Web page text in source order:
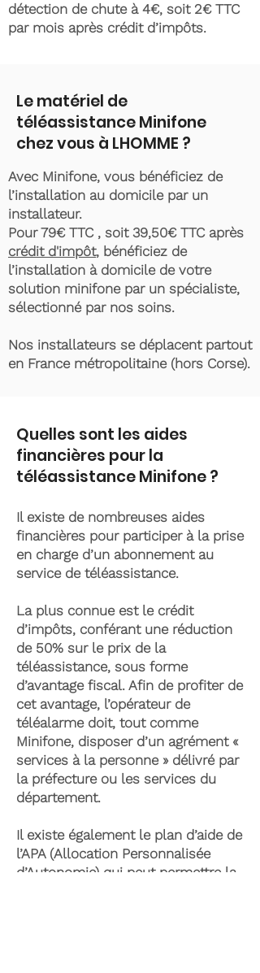
détection de chute à 4€, soit 2€ TTC
par mois après crédit d’impôts.
Le matériel de
téléassistance Minifone
chez vous à LHOMME ?
Avec Minifone, vous bénéficiez de
l’installation au domicile par un
installateur.
Pour 79€ TTC , soit 39,50€ TTC après
crédit d'impôt, bénéficiez de
l’installation à domicile de votre
solution minifone par un spécialiste,
sélectionné par nos soins.
Nos installateurs se déplacent partout
en France métropolitaine (hors Corse).
Quelles sont les aides
financières pour la
téléassistance Minifone ?
Il existe de nombreuses aides
financières pour participer à la prise
en charge d’un abonnement au
service de téléassistance.
La plus connue est le crédit
d’impôts, conférant une réduction
de 50% sur le prix de la
téléassistance, sous forme
d’avantage fiscal. Afin de profiter de
cet avantage, l’opérateur de
téléalarme doit, tout comme
Minifone, disposer d’un agrément «
services à la personne » délivré par
la préfecture ou les services du
département.
Il existe également le plan d’aide de
l’APA (Allocation Personnalisée
d’Autonomie) qui peut permettre la